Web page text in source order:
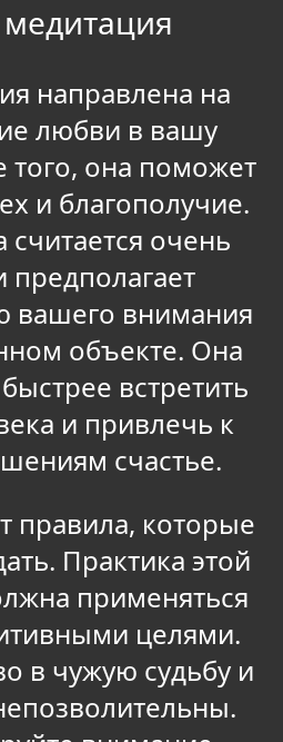
направлена на
любви в вашу
она поможет
и благополучие.
считается очень
вашего внимания
объекте. Она
встретить
и привлечь к
счастье.
правила, которые
Практика этой
применяться
целями.
в чужую судьбу и